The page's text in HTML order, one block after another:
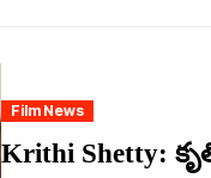
Film News
Krithi Shetty: